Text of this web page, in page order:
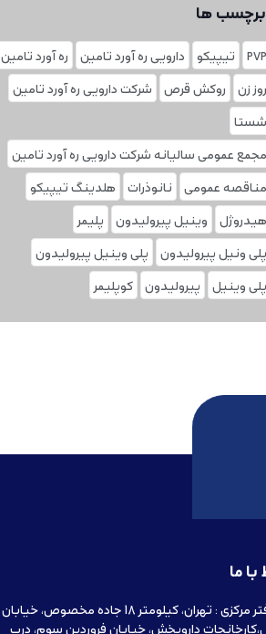
برچسب ها
PVP تیپیکو دارویی ره آورد تامین
ره آورد تامین
روز زن
روکش قرص
شرکت دارویی ره آورد تامین
شستا
مجمع عمومی سالیانه شرکت دارویی ره آورد تامین
مناقصه عمومی
نانوذرات
هلدینگ تیپیکو
هیدروژل
وینیل پیرولیدون
پلیمر
پلی ونیل پیرولیدون
پلی وینیل پیرولیدون
پلی‌ وینیل
پیرولیدون کوپلیمر
با ما
آدرس دفتر مرکزی : تهران، کیلومتر 18 جاده مخصوص، خیابان
داروپخش، خیابان فروردین سوم، درب